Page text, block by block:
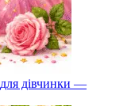
дівчинки —